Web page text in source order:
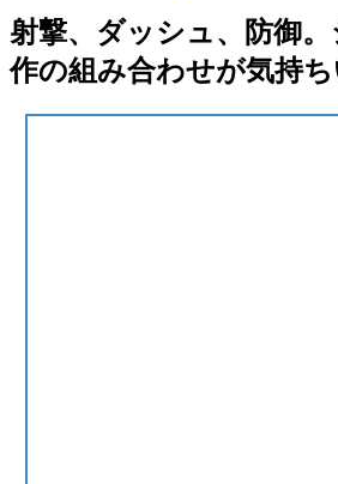
射撃、ダッシュ、防御
作の組み合わせが気持